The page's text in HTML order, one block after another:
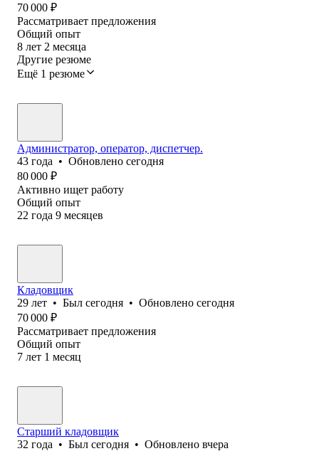
70 000 ₽
Рассматривает предложения
Общий опыт
8 лет 2 месяца
Другие резюме
Ещё 1 резюме
Администратор, оператор, диспетчер.
43 года • Обновлено сегодня
80 000 ₽
Активно ищет работу
Общий опыт
22 года 9 месяцев
Кладовщик
29 лет • Был сегодня • Обновлено сегодня
70 000 ₽
Рассматривает предложения
Общий опыт
7 лет 1 месяц
Старший кладовщик
32 года • Был сегодня • Обновлено вчера